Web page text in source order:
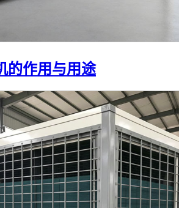
的作用与用途